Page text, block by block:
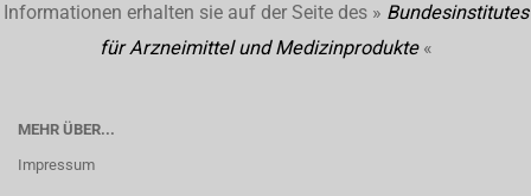
Informationen erhalten sie auf der Seite des » Bundesinstitutes
für Arzneimittel und Medizinprodukte«
MEHR ÜBER...
Impressum